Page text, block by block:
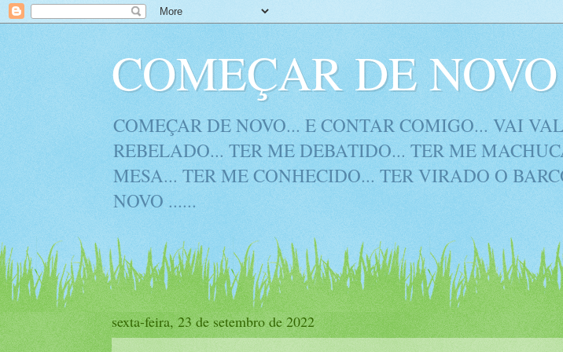
COMEÇAR DE NOVO
COMEÇAR DE NOVO... E CONTAR COMIGO... VAI
REBELADO... TER ME DEBATIDO... TER ME
MESA... TER ME CONHECIDO... TER VIRADO O
NOVO ......
sexta-feira, 23 de setembro de 2022